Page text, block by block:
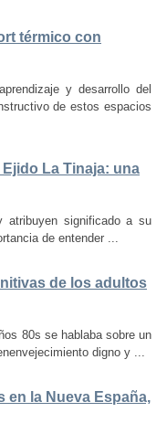
térmico con
y desarrollo del
de estos espacios
La Tinaja: una
atribuyen significado a su
de entender ...
de los adultos
80s se hablaba sobre un
digno y ...
en la Nueva España,